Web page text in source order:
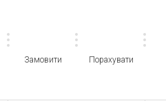
Замовити Порахувати